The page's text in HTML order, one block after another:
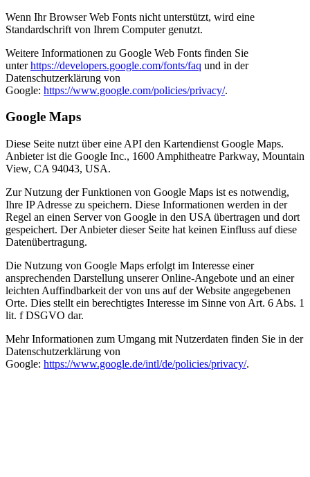
Wenn Ihr Browser Web Fonts nicht unterstützt, wird eine
Standardschrift von Ihrem Computer genutzt.
Weitere Informationen zu Google Web Fonts finden Sie
unterhttps://developers.google.com/fonts/faq und in der
Datenschutzerklärung von
Google: https://www.google.com/policies/privacy/.
Google Maps
Diese Seite nutzt über eine API den Kartendienst Google Maps.
Anbieter ist die Google Inc., 1600 Amphitheatre Parkway, Mountain
View, CA 94043, USA.
Zur Nutzung der Funktionen von Google Maps ist es notwendig,
Ihre IP Adresse zu speichern. Diese Informationen werden in der
Regel an einen Server von Google in den USA übertragen und dort
gespeichert. Der Anbieter dieser Seite hat keinen Einfluss auf diese
Datenübertragung.
Die Nutzung von Google Maps erfolgt im Interesse einer
ansprechenden Darstellung unserer Online-Angebote und an einer
leichten Auffindbarkeit der von uns auf der Website angegebenen
Orte. Dies stellt ein berechtigtes Interesse im Sinne von Art. 6 Abs. 1
lit. f DSGVO dar.
Mehr Informationen zum Umgang mit Nutzerdaten finden Sie in der
Datenschutzerklärung von
Google: https://www.google.de/intl/de/policies/privacy/.